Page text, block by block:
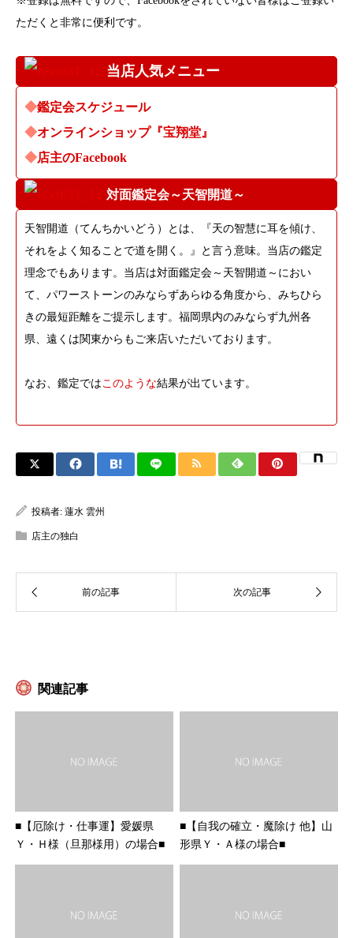
レ
ス
ただくと非常に便利です。
当店人気メニュー
◆鑑定会スケジュール
◆オンラインショップ『宝翔堂』
◆店主のFacebook
対面鑑定会～天智開道～
天智開道（てんちかいどう）とは、『天の智慧に耳を傾け、
それをよく知ることで道を開く。』と言う意味。当店の鑑定
理念でもあります。当店は対面鑑定会～天智開道～におい
て、パワーストーンのみならずあらゆる角度から、みちひら
きの最短距離をご提示します。福岡県内のみならず九州各
県、遠くは関東からもご来店いただいております。
なお、鑑定では このような結果が出ています。
投稿者: 蓮水 雲州
店主の独白
関連記事
■【厄除け・仕事運】愛媛県
Ｙ・Ｈ様（旦那様用）の場合■
■【自我の確立・魔除け 他】山
形県Ｙ・Ａ様の場合■